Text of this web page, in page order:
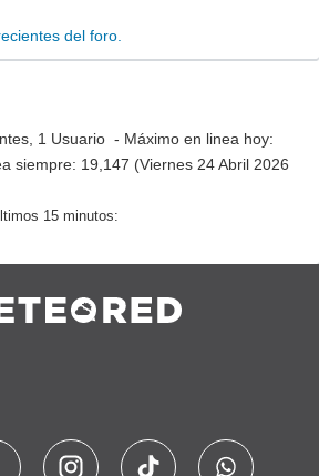
del foro.
1 Usuario - Máximo en linea hoy:
siempre: 19,147 (Viernes 24 Abril 2026
15 minutos: